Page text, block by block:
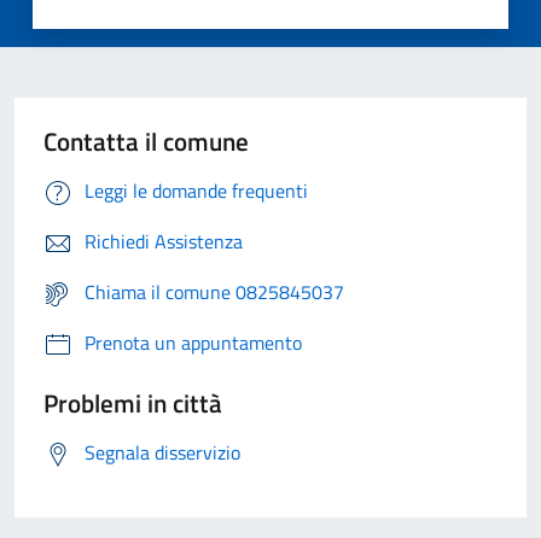
Contatta il comune
Leggi le domande frequenti
Richiedi Assistenza
Chiama il comune 0825845037
Prenota un appuntamento
Problemi in città
Segnala disservizio